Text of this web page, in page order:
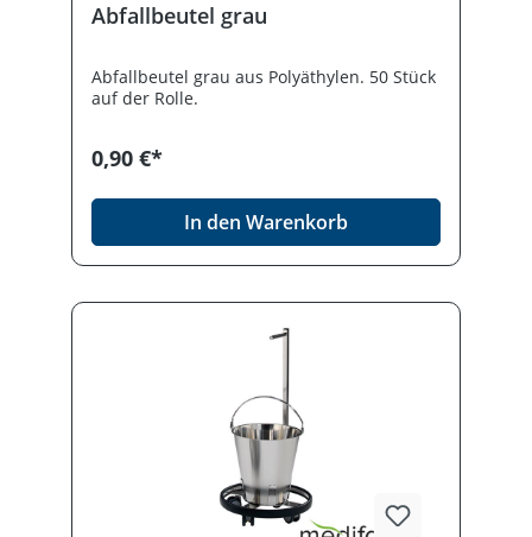
Abfallbeutel grau
Abfallbeutel grau aus Polyäthylen. 50 Stück
auf der Rolle.
0,90 €*
In den Warenkorb